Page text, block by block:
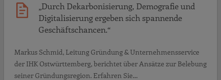
„Durch Dekarbonisierung, Demografie und
Digitalisierung ergeben sich spannende
Geschäftschancen.“
Markus Schmid, Leitung Gründung & Unternehmensservice
der IHK Ostwürttemberg, berichtet über Ansätze zur Belebung
seiner Gründungsregion. Erfahren Sie…